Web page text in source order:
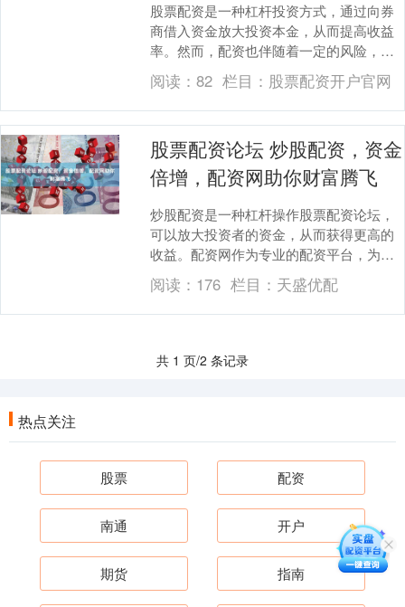
股票配资是一种杠杆投资方式，通过向券
商借入资金放大投资本金，从而提高收益
率。然而，配资也伴随着一定的风险，投
资者在参与之前应充分了解相关知识。 在
选择配资平台时....
阅读：82 栏目： 股票配资开户官网
股票配资论坛 炒股配资，资金
倍增，配资网助你财富腾飞
炒股配资是一种杠杆操作股票配资论坛，
可以放大投资者的资金，从而获得更高的
收益。配资网作为专业的配资平台，为投
资者提供安全、便捷的配资服务，助您财
富腾飞。 1. ....
阅读： 176 栏目： 天盛优配
共 1 页/2 条记录
热点关注
股票 配资
南通 开户
期货 指南